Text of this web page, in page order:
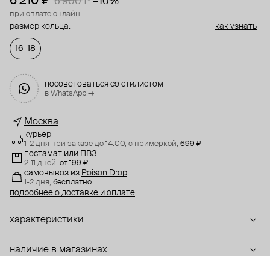
при оплате онлайн
размер кольца: как узнать
16-18
посоветоваться со стилистом
в WhatsApp →
Москва
курьер
1-2 дня при заказе до 14:00, с примеркой, 699 ₽
постамат или ПВЗ
2-11 дней, от 199 ₽
самовывоз из Poison Drop
1-2 дня, бесплатно
подробнее о доставке и оплате
характеристики
наличие в магазинах